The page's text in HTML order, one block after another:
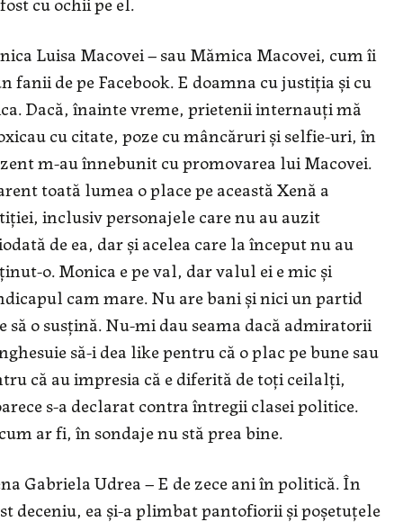
Luisa Macovei – sau Mămica Macovei, cum îi
fanii de pe Facebook. E doamna cu justiția și cu
Dacă, înainte vreme, prietenii internauți mă
cu citate, poze cu mâncăruri și selfie-uri, în
m-au înnebunit cu promovarea lui Macovei.
toată lumea o place pe această Xenă a
inclusiv personajele care nu au auzit
de ea, dar și acelea care la început nu au
o. Monica e pe val, dar valul ei e mic și
cam mare. Nu are bani și nici un partid
să o susțină. Nu-mi dau seama dacă admiratorii
să-i dea like pentru că o plac pe bune sau
că au impresia că e diferită de toți ceilalți,
s-a declarat contra întregii clasei politice.
ar fi, în sondaje nu stă prea bine.
Gabriela Udrea – E de zece ani în politică. În
deceniu, ea și-a plimbat pantofiorii și poșetuțele